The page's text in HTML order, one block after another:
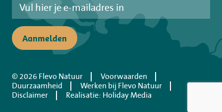
Aanmelden
© 2026 Flevo Natuur
Voorwaarden
Duurzaamheid
Werken bij Flevo Natuur
Disclaimer
Realisatie: Holiday Media